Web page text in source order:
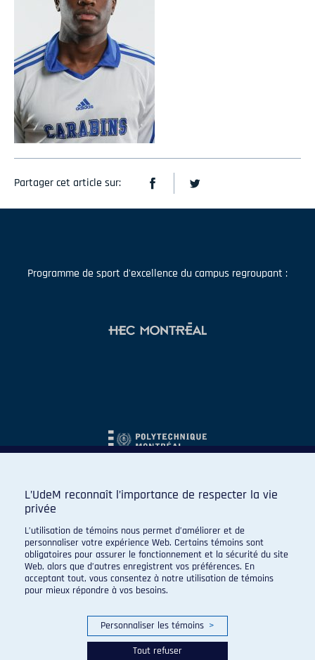
Partager cet article sur:
Programme de sport d'excellence du campus regroupant :
L’UdeM reconnaît l’importance de respecter la vie
privée
L’utilisation de témoins nous permet d’améliorer et de
personnaliser votre expérience Web. Certains témoins sont
obligatoires pour assurer le fonctionnement et la sécurité du site
Web, alors que d’autres enregistrent vos préférences. En
acceptant tout, vous consentez à notre utilisation de témoins
pour mieux répondre à vos besoins.
Personnaliser les témoins >
Tout refuser